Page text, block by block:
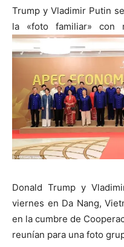
Trump y Vladimir Putin
la «foto familiar» con
Donald Trump y
viernes en Da Nang,
en la cumbre de
reunían para una foto